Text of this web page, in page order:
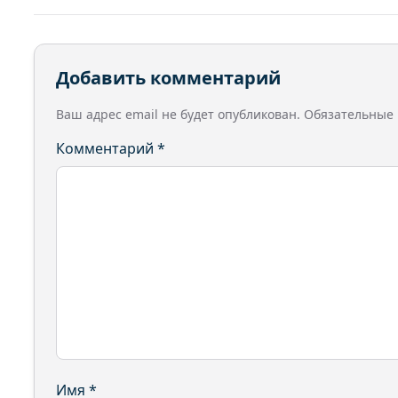
Добавить комментарий
Ваш адрес email не будет опубликован.
Комментарий *
Имя *